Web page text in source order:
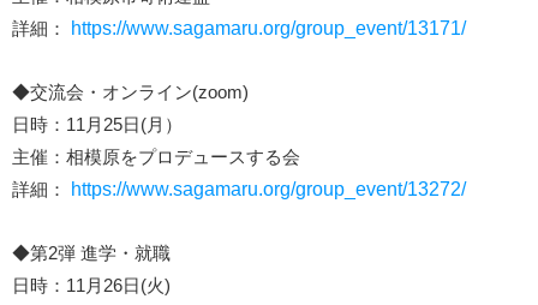
詳細：
https://www.sagamaru.org/group_event/13171/
◆交流会・オンライン(zoom)
日時：11月25日(月）
主催：相模原をプロデュースする会
詳細：
https://www.sagamaru.org/group_event/13272/
◆第2弾 進学・就職
日時：11月26日(火)